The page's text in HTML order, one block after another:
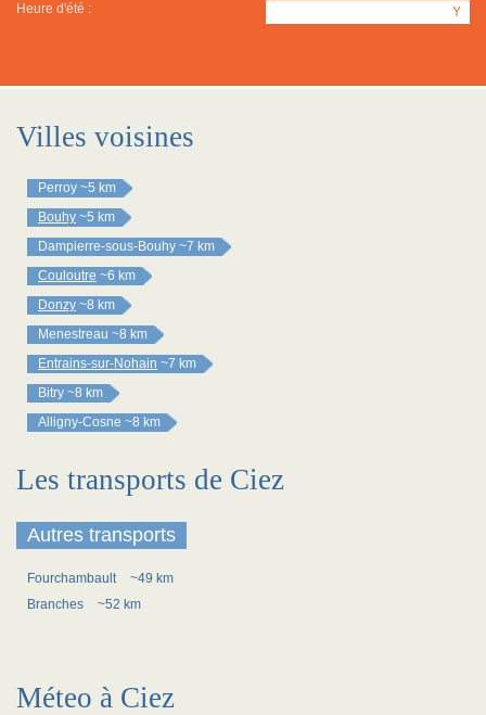
Heure d'été : Y
Villes voisines
Perroy ~5 km
Bouhy ~5 km
Dampierre-sous-Bouhy ~7 km
Couloutre ~6 km
Donzy ~8 km
Menestreau ~8 km
Entrains-sur-Nohain ~7 km
Bitry ~8 km
Alligny-Cosne ~8 km
Les transports de Ciez
Autres transports
Fourchambault
~49 km
Branches
~52 km
Méteo à Ciez